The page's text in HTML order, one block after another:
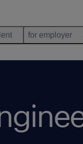
for employer